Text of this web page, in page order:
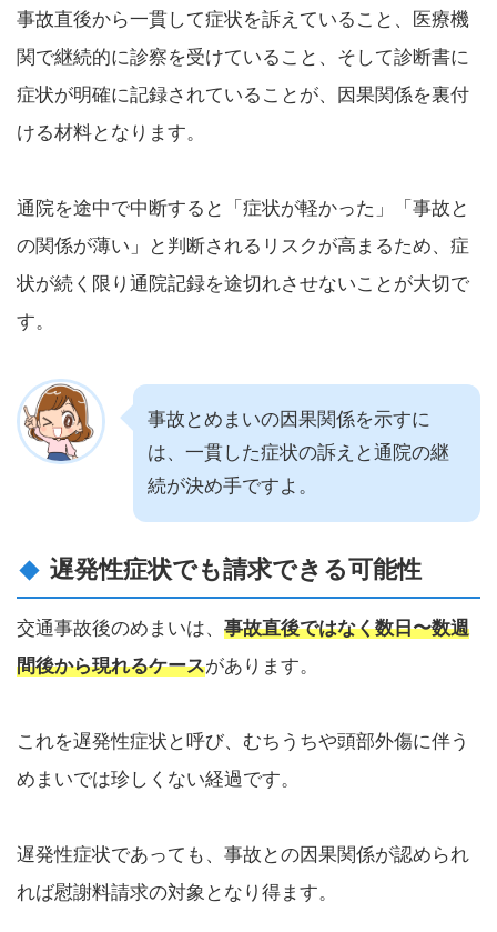
事故直後から一貫して症状を訴えていること、医療機
関で継続的に診察を受けていること、そして診断書に
症状が明確に記録されていることが、因果関係を裏付
ける材料となります。
通院を途中で中断すると「症状が軽かった」「事故と
の関係が薄い」と判断されるリスクが高まるため、症
状が続く限り通院記録を途切れさせないことが大切で
す。
事故とめまいの因果関係を示すに
は、一貫した症状の訴えと通院の継
続が決め手ですよ。
遅発性症状でも請求できる可能性
交通事故後のめまいは、 事故直後ではなく数日〜数週
間後から現れるケースがあります。
これを遅発性症状と呼び、むちうちや頭部外傷に伴う
めまいでは珍しくない経過です。
遅発性症状であっても、事故との因果関係が認められ
れば慰謝料請求の対象となり得ます。